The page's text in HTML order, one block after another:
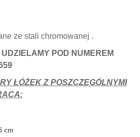
ze stali chromowanej .
POD NUMEREM
ŁÓŻEK Z POSZCZEGÓLNYMI
cm